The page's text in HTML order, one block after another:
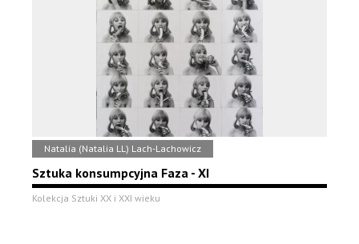
Natalia (Natalia LL) Lach-Lachowicz
Sztuka konsumpcyjna Faza - XI
Kolekcja Sztuki XX i XXI wieku